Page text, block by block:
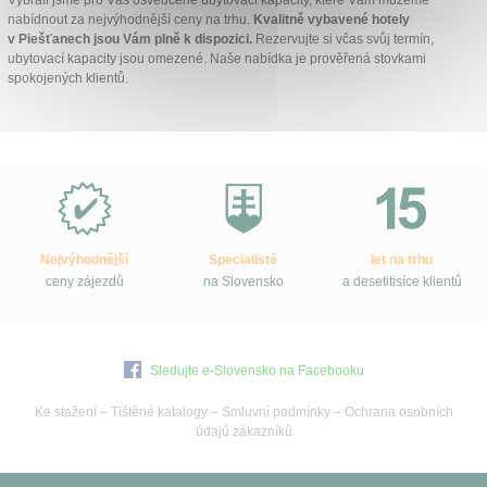
nabídnout za nejvýhodnější ceny na trhu. Kvalitně vybavené hotely
v Piešťanech jsou Vám plně k dispozici. Rezervujte si včas svůj termín,
ubytovací kapacity jsou omezené. Naše nabídka je prověřená stovkami
spokojených klientů.
Slovensko.cz?
Nejvýhodnější
ceny zájezdů
Specialisté
na Slovensko
let na trhu
a desetitisíce klientů
Sledujte e-Slovensko na Facebooku
Ke stažení – Tištěné katalogy– Smluvní podmínky– Ochrana osobních
údajů zákazníků